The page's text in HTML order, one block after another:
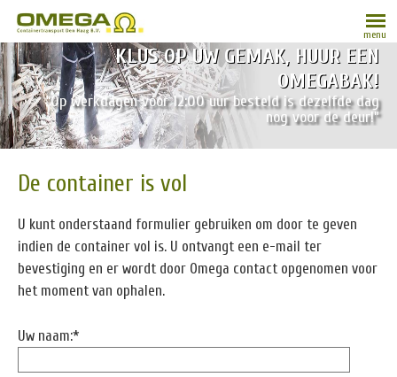
menu
KLUS OP UW GEMAK, HUUR EEN
OMEGABAK!
“Op werkdagen vóór 12:00 uur besteld is dezelfde dag
nog voor de deur!”
De container is vol
U kunt onderstaand formulier gebruiken om door te geven
indien de container vol is. U ontvangt een e-mail ter
bevestiging en er wordt door Omega contact opgenomen voor
het moment van ophalen.
Uw naam:*